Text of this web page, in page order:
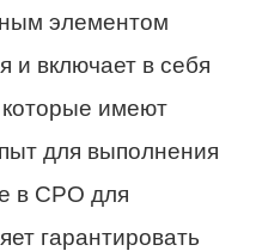
элементом
и включает в себя
имеют
для выполнения
в СРО для
гарантировать